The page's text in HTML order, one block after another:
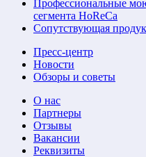
Профессиональные
сегмента HoReCa
Сопутствующая
Пресс-центр
Новости
Обзоры и советы
О нас
Партнеры
Отзывы
Вакансии
Реквизиты